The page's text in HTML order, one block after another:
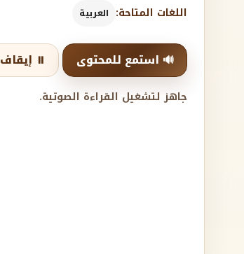
اللغات المتاحة: العربية
🔊 استمع للمحتوى ⏸️ إيقاف
جاهز لتشغيل القراءة الصوتية.